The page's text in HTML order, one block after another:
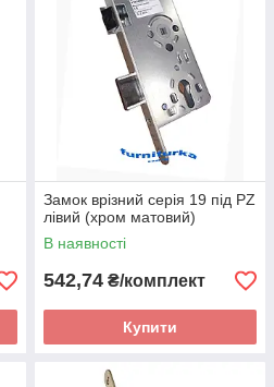
Замок врізний серія 19 під PZ
лівий (хром матовий)
В наявності
542,74 ₴/комплект
Купити